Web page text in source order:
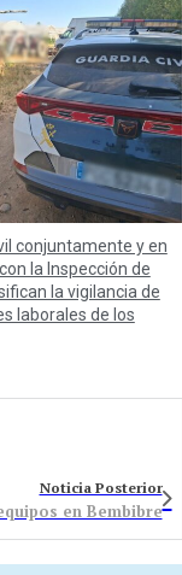
conjuntamente y en
la Inspección de
la vigilancia de
laborales de los
Noticia Posterior
en Bembibre